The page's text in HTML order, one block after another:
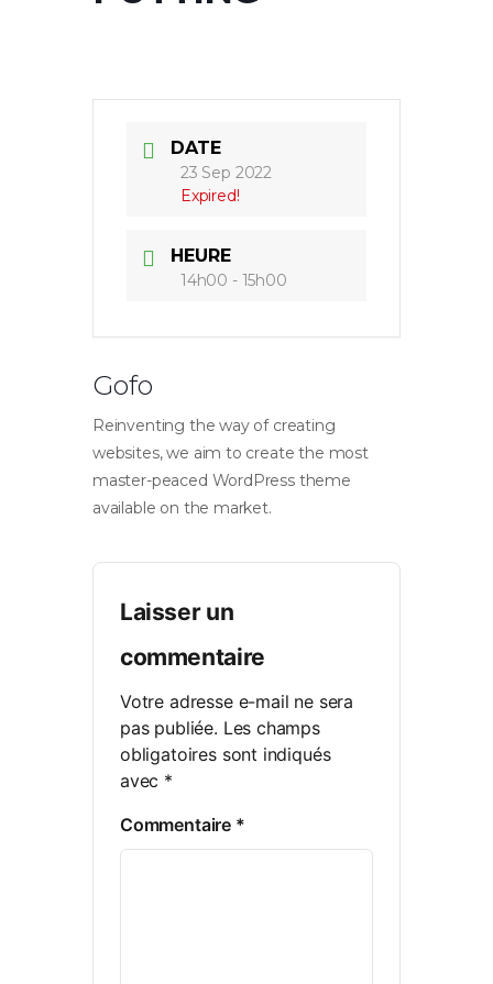
DATE
23 Sep 2022
Expired!
HEURE
14h00 - 15h00
Gofo
Reinventing the way of creating
websites, we aim to create the most
master-peaced WordPress theme
available on the market.
Laisser un
commentaire
Votre adresse e-mail ne sera
pas publiée. Les champs
obligatoires sont indiqués
avec *
Commentaire *